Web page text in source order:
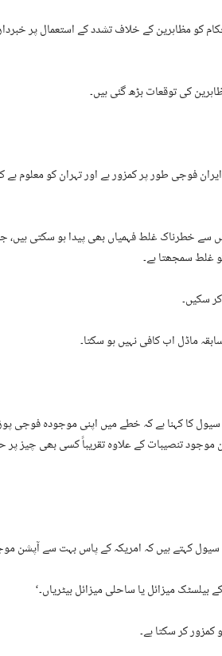
کو مظاہرین کے خلاف تشدد کے استعمال پر
کی توقعات بڑھ گئی ہیں۔
ہونے والی 12 روزہ جنگ کے بعد ایران فوجی طور پر کمزور ہے اور تہران کو
سے خطرناک غلط فہمیاں بھی پیدا ہو سکتی
غلط سمجھتا ہے۔
سکیں۔
​​ماڈل اب کافی نہیں ہو سکتا۔
سیول کا کہنا ہے کہ خطے میں اپنی موجودہ فوجی
موجود تنصیبات کے علاوہ تقریباً کسی بھی چیز پر
سیول کہتے ہیں کہ امریکہ کے پاس بہت سے آپشن
میزائل یا ساحلی میزائل بیٹریاں۔‘
کر سکتا ہے۔